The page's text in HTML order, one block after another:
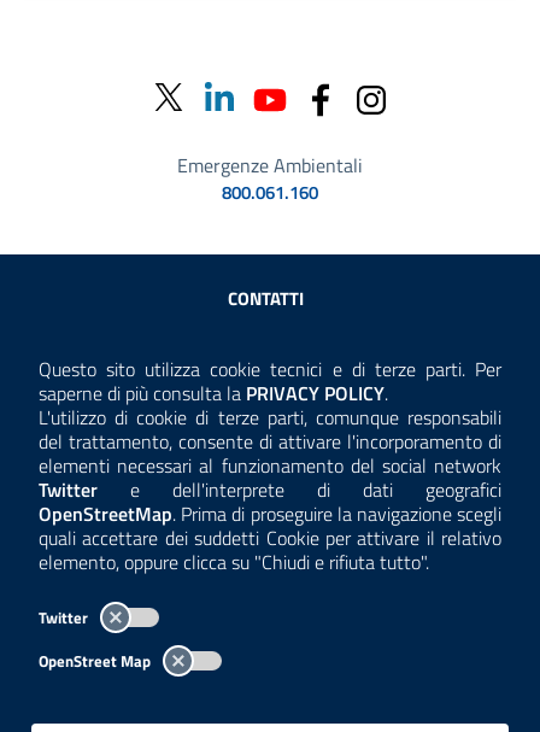
Questo sito utilizza cookie tecnici e di terze parti. Per
saperne di più consulta la Consulta la
PRIVACY POLICY.
L'utilizzo di cookie di terze parti, comunque responsabili
del trattamento, consente di attivare l'incorporamento di
elementi necessari al funzionamento del social network
Twitter e dell'interprete di dati geografici
OpenStreetMap. Prima di proseguire la navigazione scegli
quali accettare dei suddetti Cookie per attivare il relativo
elemento, oppure clicca su "Chiudi e rifiuta tutto".
Twitter
OpenStreet Map
Emergenze Ambientali
800.061.160
Sezione Link Utili
CONTATTI
ANTICORRUZIONE
ACCESSIBILITÀ
COOKIE E PRIVACY
TEMI A-Z
Per l'utilizzo del logo e dei dati fare riferimento al regolamento